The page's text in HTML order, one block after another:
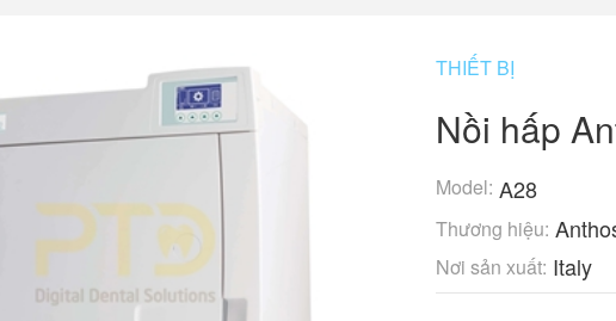
THIẾT BỊ
Nồi hấp
Model: A28
Thương hiệu:
Nơi sản xuất: Italy